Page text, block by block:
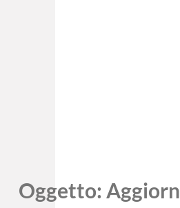
Oggetto: